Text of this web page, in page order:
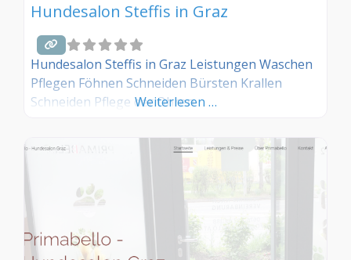
Hundesalon Steffis in Graz
Hundesalon Steffis in Graz Leistungen Waschen
Pflegen Föhnen Schneiden Bürsten Krallen
Schneiden Pflege der Ohren
Weiterlesen …